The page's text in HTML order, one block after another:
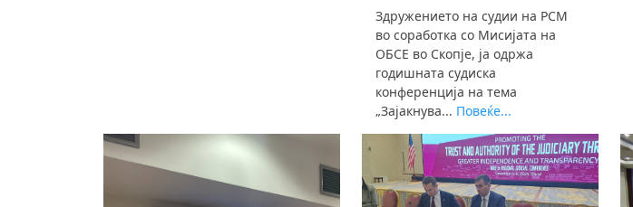
Здружението на судии на РСМ
во соработка со Мисијата на
ОБСЕ во Скопје, ја одржа
годишната судиска
конференција на тема
„Зајакнува... Повеќе...